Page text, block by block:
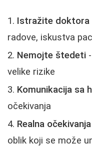
Istražite doktora
radove, iskustva
Nemojte štedeti
velike rizike
Komunikacija sa
očekivanja
Realna očekivanja
oblik koji se može